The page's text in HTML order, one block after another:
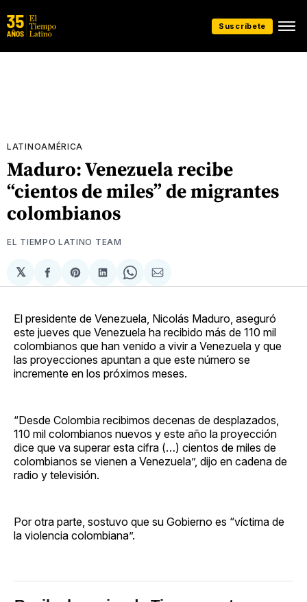
Suscríbete
LATINOAMÉRICA
Maduro: Venezuela recibe
“cientos de miles” de migrantes
colombianos
EL TIEMPO LATINO TEAM
𝕏
Compartir
en
Share
on
Compartir
en
Share
on
Compartir
via
El presidente de Venezuela, Nicolás Maduro, aseguró
este jueves que Venezuela ha recibido más de 110 mil
colombianos que han venido a vivir a Venezuela y que
las proyecciones apuntan a que este número se
incremente en los próximos meses.
“Desde Colombia recibimos decenas de desplazados,
110 mil colombianos nuevos y este año la proyección
dice que va superar esta cifra (…) cientos de miles de
colombianos se vienen a Venezuela”, dijo en cadena de
radio y televisión.
Por otra parte, sostuvo que su Gobierno es “víctima de
la violencia colombiana”.